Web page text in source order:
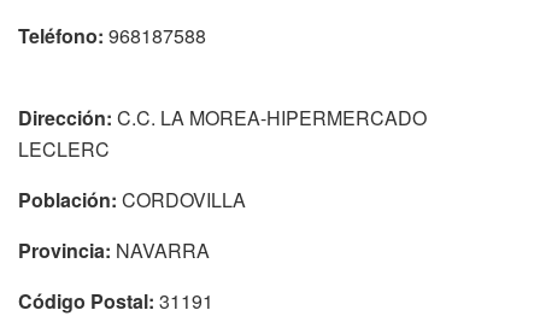
Teléfono: 968187588
Dirección: C.C. LA MOREA-HIPERMERCADO
LECLERC
Población: CORDOVILLA
Provincia: NAVARRA
Código Postal: 31191